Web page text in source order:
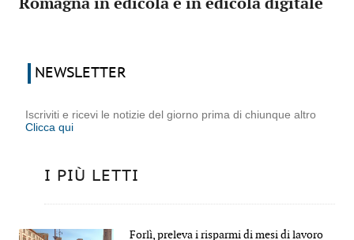
Romagna in edicola e in edicola digitale
NEWSLETTER
Iscriviti e ricevi le notizie del giorno prima di chiunque altro
Clicca qui
I PIÙ LETTI
Forlì, preleva i risparmi di mesi di lavoro